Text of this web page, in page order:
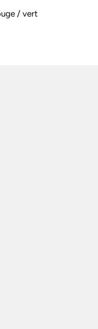
/ vert